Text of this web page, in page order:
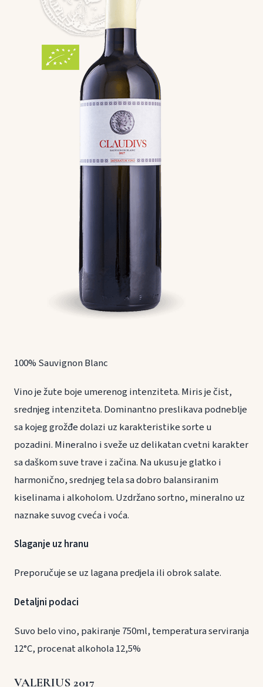
100% Sauvignon Blanc
Vino je žute boje umerenog intenziteta. Miris je čist,
srednjeg intenziteta. Dominantno preslikava podneblje
sa kojeg grožđe dolazi uz karakteristike sorte u
pozadini. Mineralno i sveže uz delikatan cvetni karakter
sa daškom suve trave i začina. Na ukusu je glatko i
harmonično, srednjeg tela sa dobro balansiranim
kiselinama i alkoholom. Uzdržano sortno, mineralno uz
naznake suvog cveća i voća.
Slaganje uz hranu
Preporučuje se uz lagana predjela ili obrok salate.
Detaljni podaci
Suvo belo vino, pakiranje 750ml, temperatura serviranja
12°C, procenat alkohola 12,5%
VALERIUS 2017